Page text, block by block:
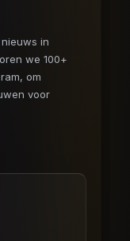
in
we 100+
om
voor